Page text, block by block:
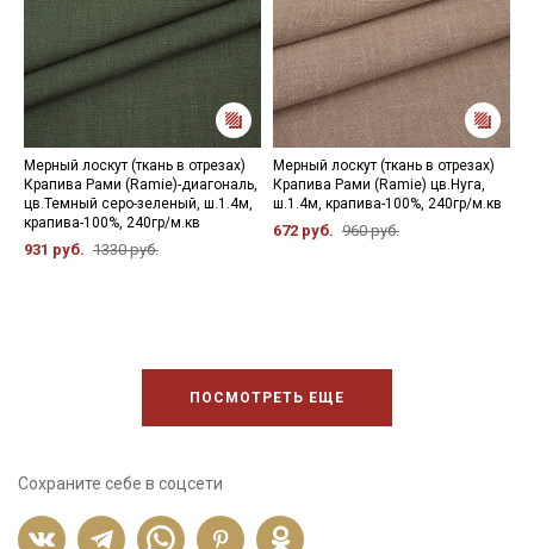
Мерный лоскут (ткань в отрезах)
Крапива Рами (Ramie)-диагональ,
цв.Темный серо-зеленый, ш.1.4м,
крапива-100%, 240гр/м.кв
931 руб. 1330 руб.
Мерный лоскут (ткань в отрезах)
Крапива Рами (Ramie) цв.Нуга,
ш.1.4м, крапива-100%, 240гр/м.кв
672 руб. 960 руб.
ПОСМОТРЕТЬ ЕЩЕ
Сохраните себе в соцсети